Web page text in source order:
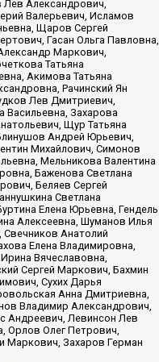
Александрович,
Валерьевич, Исламов
Щаров Сергей
Гасан Ольга Павловна,
Маркович,
Татьяна
Акимова Татьяна
Рачинский Ян
Лев Дмитриевич,
Васильевна, Захарова
Щур Татьяна
Андрей Юрьевич,
Михайлович, Симонов
Мельникова Валентина
Баженова Светлана
Беляев Сергей
Светлана
Елена Юрьевна, Гендель
Алексеевна, Шуманов Илья
Анатолий
Елена Владимировна,
Вячеславовна,
Сергей Маркович, Бахмин
Сухих Дарья
Анна Дмитриевна,
Владимир Александрович,
Андреевич, Левинсон Лев
Орлов Олег Петрович,
Маркович, Захаров Герман